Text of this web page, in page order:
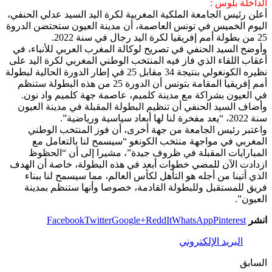
الداخلة بلوس :
أعلن رئيس الجامعة الملكية المغربية لكرة اليد السيد عدلي الحنفي،
اليوم الخميس في تونس العاصمة، أن مدينة العيون ستحتضن الدروة
25 من بطولة أمم إفريقيا لكرة اليد رجال في سنة 2022.
وأوضح السيد الحنفي في تصريح لوكالة المغرب العربي للأنباء، في
أعقاب اللقاء الذي فاز فيه المنتخب الوطني المغربي لكرة اليد على
نظيره الكونغولي بنتيجة 34 مقابل 25 في إطار الدورة الحالية لبطولة
أمم إفريقيا المقامة بتونس أن الدورة 25 من هذه البطولة ستنظم
في العيون بشراكة مع مدينة كلميم، عاصمة جهة كلميم واد نون.
وأضاف السيد الحنفي أن تنظيم البطولة المقبلة في مدينة العيون
سنة 2022، “يعد مفخرة لنا لها أبعاد سياسية ورياضية”.
واعتبر رئيس الجامعة من جهة أخرى، أن فوز المنتخب الوطني
المغربي في مواجهة منتخب الكونغو “سيسمح لنا بالتعامل مع
المبارايات المقبلة في ظروف جيدة”، مشيرا إلى أن “الحظوظ
ازدادت الآن للمضي خطوات أبعد في هذه البطولة، خاصة أن الهدف
الذي أتينا من أجله هو التأهل لكأس العالم، مما سيسمح لنا ببناء
فريق للمستقبل وللبطولة القادمة، خصوصا وأنها ستنظم بمدينة
العيون”.
انشر FacebookTwitterGoogle+ReddItWhatsAppPinterest
البريد الإلكتروني
السابق